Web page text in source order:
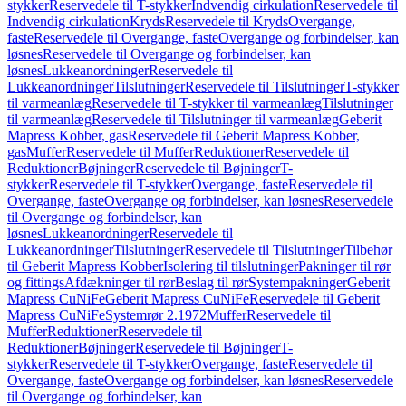
stykkerReservedele til T-stykkerIndvendig cirkulationReservedele til
Indvendig cirkulationKrydsReservedele til KrydsOvergange,
fasteReservedele til Overgange, fasteOvergange og forbindelser, kan
løsnesReservedele til Overgange og forbindelser, kan
løsnesLukkeanordningerReservedele til
LukkeanordningerTilslutningerReservedele til TilslutningerT-stykker
til varmeanlægReservedele til T-stykker til varmeanlægTilslutninger
til varmeanlægReservedele til Tilslutninger til varmeanlægGeberit
Mapress Kobber, gasReservedele til Geberit Mapress Kobber,
gasMufferReservedele til MufferReduktionerReservedele til
ReduktionerBøjningerReservedele til BøjningerT-
stykkerReservedele til T-stykkerOvergange, fasteReservedele til
Overgange, fasteOvergange og forbindelser, kan løsnesReservedele
til Overgange og forbindelser, kan
løsnesLukkeanordningerReservedele til
LukkeanordningerTilslutningerReservedele til TilslutningerTilbehør
til Geberit Mapress KobberIsolering til tilslutningerPakninger til rør
og fittingsAfdækninger til rørBeslag til rørSystempakningerGeberit
Mapress CuNiFeGeberit Mapress CuNiFeReservedele til Geberit
Mapress CuNiFeSystemrør 2.1972MufferReservedele til
MufferReduktionerReservedele til
ReduktionerBøjningerReservedele til BøjningerT-
stykkerReservedele til T-stykkerOvergange, fasteReservedele til
Overgange, fasteOvergange og forbindelser, kan løsnesReservedele
til Overgange og forbindelser, kan